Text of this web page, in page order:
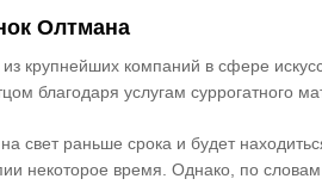
Олтмана
крупнейших компаний в сфере
благодаря услугам суррогатного
свет раньше срока и будет
некоторое время. Однако, по